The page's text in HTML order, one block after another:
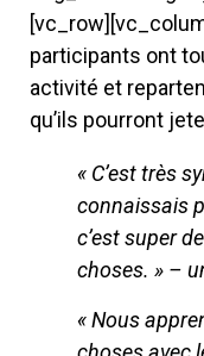
participants ont
activité et
qu’ils pourront
« C’est très
connaissais
c’est super
choses. » –
« Nous